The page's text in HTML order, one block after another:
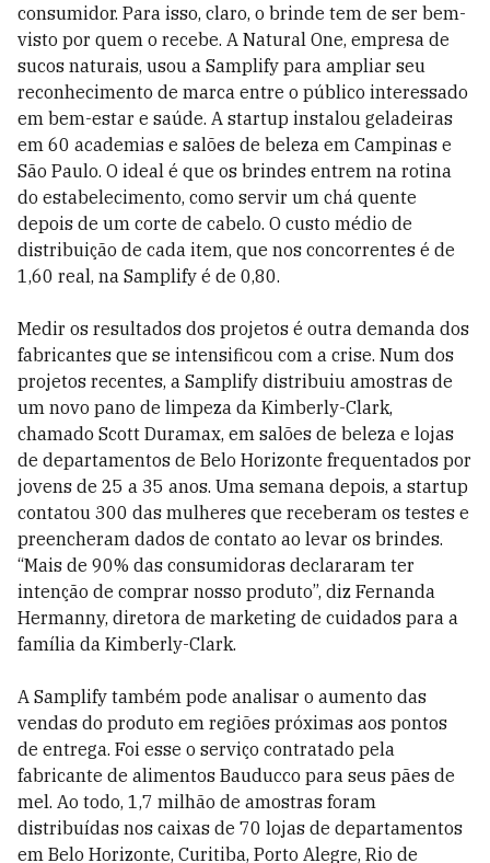
consumidor. Para isso, claro, o brinde tem de ser bem-
visto por quem o recebe. A Natural One, empresa de
sucos naturais, usou a Samplify para ampliar seu
reconhecimento de marca entre o público interessado
em bem-estar e saúde. A startup instalou geladeiras
em 60 academias e salões de beleza em Campinas e
São Paulo. O ideal é que os brindes entrem na rotina
do estabelecimento, como servir um chá quente
depois de um corte de cabelo. O custo médio de
distribuição de cada item, que nos concorrentes é de
1,60 real, na Samplify é de 0,80.
Medir os resultados dos projetos é outra demanda dos
fabricantes que se intensificou com a crise. Num dos
projetos recentes, a Samplify distribuiu amostras de
um novo pano de limpeza da Kimberly-Clark,
chamado Scott Duramax, em salões de beleza e lojas
de departamentos de Belo Horizonte frequentados por
jovens de 25 a 35 anos. Uma semana depois, a startup
contatou 300 das mulheres que receberam os testes e
preencheram dados de contato ao levar os brindes.
“Mais de 90% das consumidoras declararam ter
intenção de comprar nosso produto”, diz Fernanda
Hermanny, diretora de marketing de cuidados para a
família da Kimberly-Clark.
A Samplify também pode analisar o aumento das
vendas do produto em regiões próximas aos pontos
de entrega. Foi esse o serviço contratado pela
fabricante de alimentos Bauducco para seus pães de
mel. Ao todo, 1,7 milhão de amostras foram
distribuídas nos caixas de 70 lojas de departamentos
em Belo Horizonte, Curitiba, Porto Alegre, Rio de